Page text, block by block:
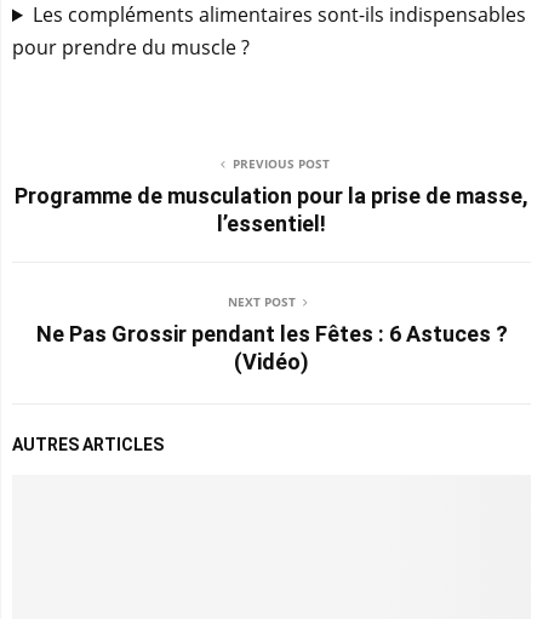
Les compléments alimentaires sont-ils indispensables
pour prendre du muscle ?
PREVIOUS POST
Programme de musculation pour la prise de masse,
l’essentiel!
NEXT POST
Ne Pas Grossir pendant les Fêtes : 6 Astuces ?
(Vidéo)
AUTRES ARTICLES